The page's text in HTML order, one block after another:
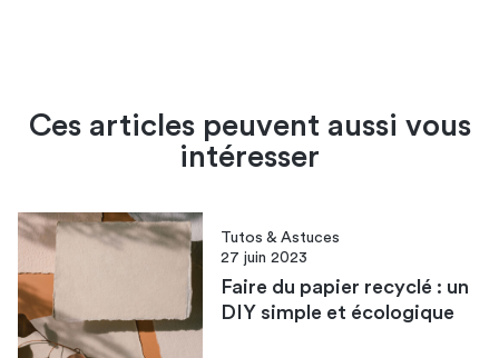
Ces articles peuvent aussi vous
intéresser
Tutos & Astuces
27 juin 2023
Faire du papier recyclé : un
DIY simple et écologique